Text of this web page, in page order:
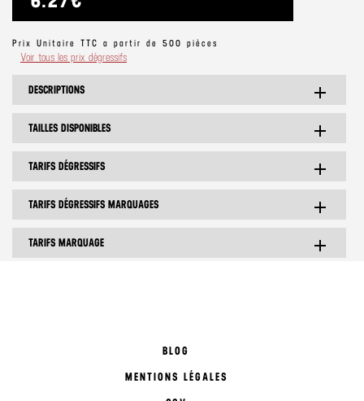
Prix Unitaire TTC a partir de 500 pièces
Voir tous les prix dégressifs
DESCRIPTIONS add
TAILLES DISPONIBLES add
TARIFS DÉGRESSIFS add
TARIFS DÉGRESSIFS MARQUAGES add
TARIFS MARQUAGE add
BLOG
MENTIONS LÉGALES